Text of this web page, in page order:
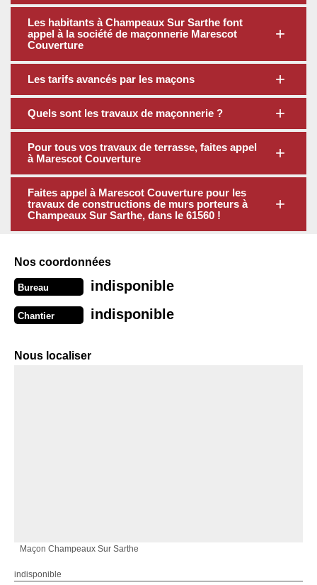
Les habitants à Champeaux Sur Sarthe font
appel à la société de maçonnerie Marescot
Couverture
Les tarifs avancés par les maçons
Quels sont les travaux de maçonnerie ?
Pour tous vos travaux de terrasse, faites appel
à Marescot Couverture
Faites appel à Marescot Couverture pour les
travaux de constructions de murs porteurs à
Champeaux Sur Sarthe, dans le 61560 !
Nos coordonnées
Bureau indisponible
Chantier indisponible
Nous localiser
Maçon Champeaux Sur Sarthe
indisponible